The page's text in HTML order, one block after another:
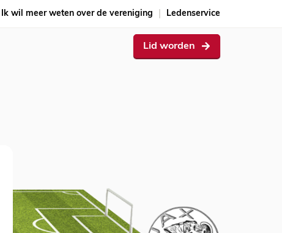
Ik wil meer weten over de vereniging Ledenservice
Lid worden